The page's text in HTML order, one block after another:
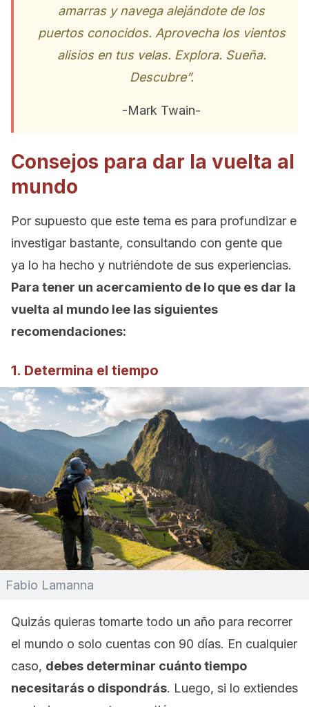
amarras y navega alejándote de los
puertos conocidos. Aprovecha los vientos
alisios en tus velas. Explora. Sueña.
Descubre”.
-Mark Twain-
Consejos para dar la vuelta al
mundo
Por supuesto que este tema es para profundizar e
investigar bastante, consultando con gente que
ya lo ha hecho y nutriéndote de sus experiencias.
Para tener un acercamiento de lo que es dar la
vuelta al mundo lee las siguientes
recomendaciones:
1. Determina el tiempo
Fabio Lamanna
Quizás quieras tomarte todo un año para recorrer
el mundo o solo cuentas con 90 días. En cualquier
caso, debes determinar cuánto tiempo
necesitarás o dispondrás. Luego, si lo extiendes